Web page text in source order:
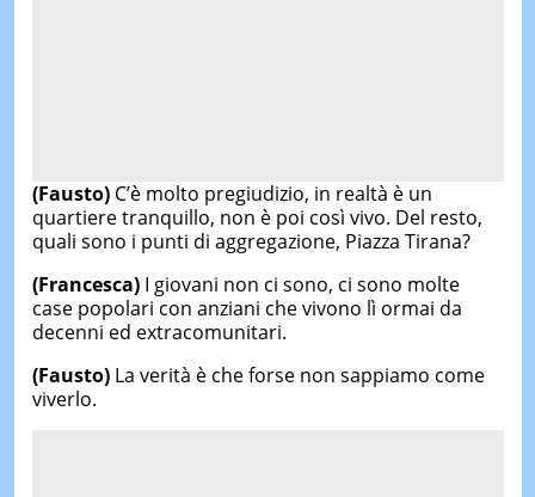
(Fausto)C’è molto pregiudizio, in realtà è un
quartiere tranquillo, non è poi così vivo. Del resto,
quali sono i punti di aggregazione, Piazza Tirana?
(Francesca)I giovani non ci sono, ci sono molte
case popolari con anziani che vivono lì ormai da
decenni ed extracomunitari.
(Fausto)La verità è che forse non sappiamo come
viverlo.